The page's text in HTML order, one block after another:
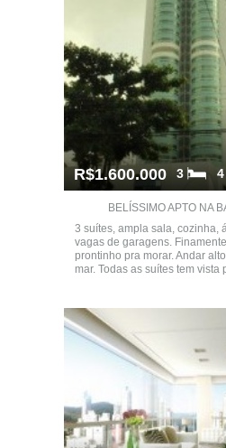
R$1.600.000 4
3
BELÍSSIMO APTO NA
3 suítes, ampla sala, cozinha,
vagas de garagens.
prontinho pra morar. Andar
mar. Todas as suítes tem vista